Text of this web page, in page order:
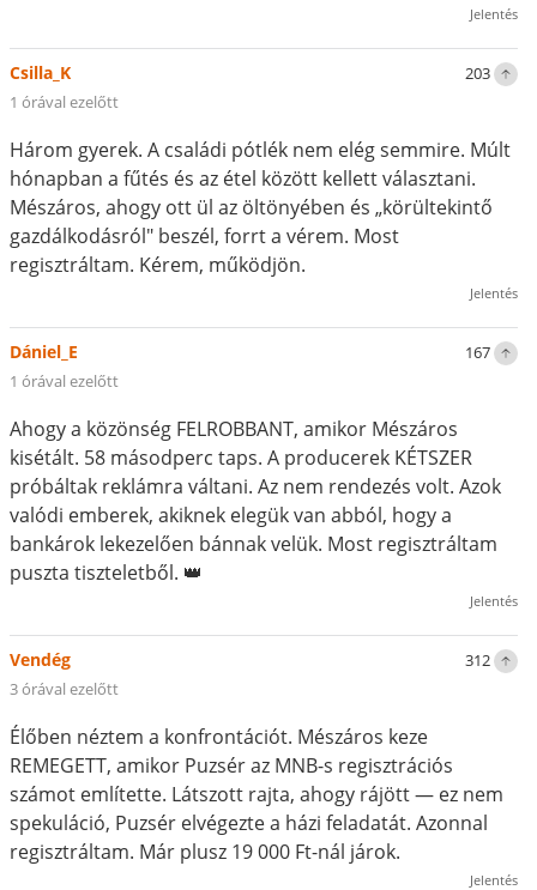
Jelentés
203
Csilla_K
1 órával ezelőtt
Három gyerek. A családi pótlék nem elég semmire. Múlt
hónapban a fűtés és az étel között kellett választani.
Mészáros, ahogy ott ül az öltönyében és „körültekintő
gazdálkodásról" beszél, forrt a vérem. Most
regisztráltam. Kérem, működjön.
Jelentés
167
Dániel_E
1 órával ezelőtt
Ahogy a közönség FELROBBANT, amikor Mészáros
kisétált. 58 másodperc taps. A producerek KÉTSZER
próbáltak reklámra váltani. Az nem rendezés volt. Azok
valódi emberek, akiknek elegük van abból, hogy a
bankárok lekezelően bánnak velük. Most regisztráltam
puszta tiszteletből. 👑
Jelentés
312
Vendég
3 órával ezelőtt
Élőben néztem a konfrontációt. Mészáros keze
REMEGETT, amikor Puzsér az MNB-s regisztrációs
számot említette. Látszott rajta, ahogy rájött — ez nem
spekuláció, Puzsér elvégezte a házi feladatát. Azonnal
regisztráltam. Már plusz 19 000 Ft-nál járok.
Jelentés